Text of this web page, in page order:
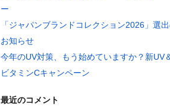
ー
「ジャパンブランドコレクション2026」選
お知らせ
今年のUV対策、もう始めていますか？新UV
ビタミンCキャンペーン
最近のコメント